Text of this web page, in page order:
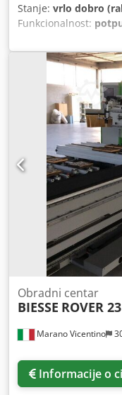
Stanje: vrlo dobro
Funkcionalnost:
4200 mm Radni
mm Električni
kW, stezna glava
12 Broj svrdla za
za horizontalno
utora pod kutem od
alata s 15 pozicija
stražnjoj strani
Transportni sustav
pumpe Upravljačka
7.1, WoodWop
Novi električni
računu) od
PowerClamp za
rujna/početkom
Marano Vicentino
Obradni centar
BIESSE ROVER 23
Informacije o